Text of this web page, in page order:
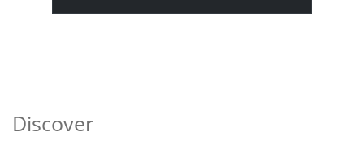
Discover